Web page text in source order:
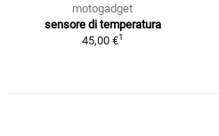
motogadget
sensore di temperatura
45,00 €1